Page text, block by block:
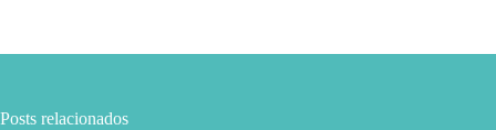
Posts relacionados